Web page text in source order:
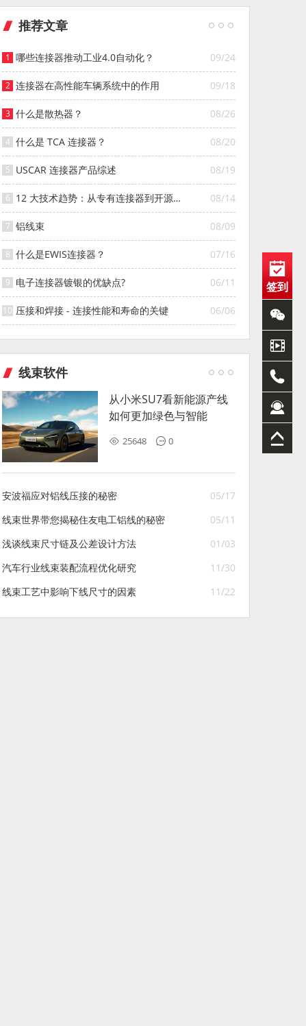
推荐文章
09/24
哪些连接器推动工业4.0自动化？
09/18
连接器在高性能车辆系统中的作用
08/26
什么是散热器？
08/20
什么是 TCA 连接器？
08/19
USCAR 连接器产品综述
08/14
12 大技术趋势：从专有连接器到开源连
接器的演变
08/09
铝线束
07/16
什么是EWIS连接器？
06/11
电子连接器镀银的优缺点?
06/06
压接和焊接 - 连接性能和寿命的关键
线束软件
从小米SU7看新能源产线
如何更加绿色与智能
25648 0
05/17
安波福应对铝线压接的秘密
05/11
线束世界带您揭秘住友电工铝线的秘密
01/03
浅谈线束尺寸链及公差设计方法
11/30
汽车行业线束装配流程优化研究
11/22
线束工艺中影响下线尺寸的因素
签到